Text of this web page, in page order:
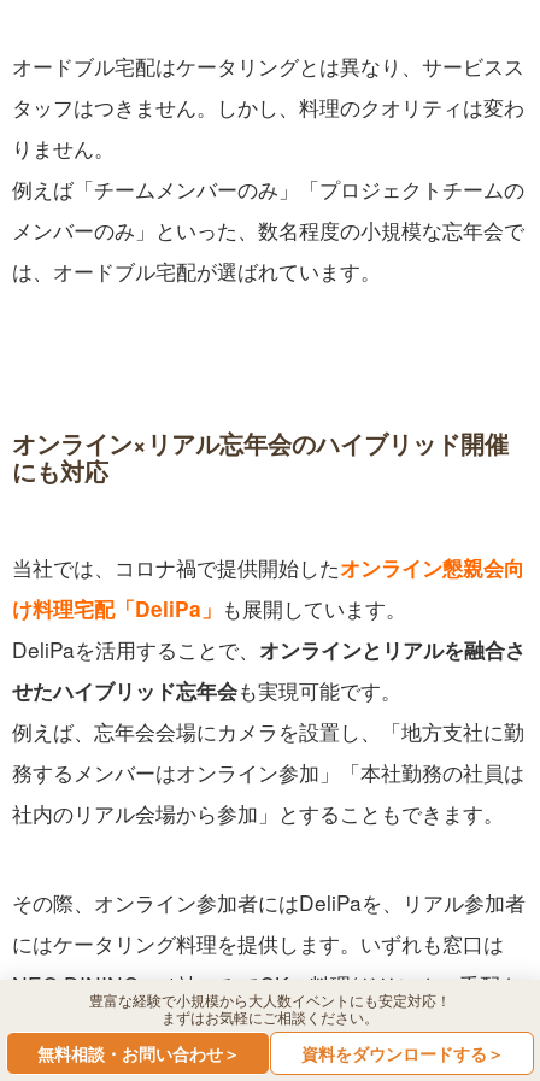
オードブル宅配はケータリングとは異なり、サービスス
タッフはつきません。しかし、料理のクオリティは変わ
りません。
例えば「チームメンバーのみ」「プロジェクトチームの
メンバーのみ」といった、数名程度の小規模な忘年会で
は、オードブル宅配が選ばれています。
オンライン×リアル忘年会のハイブリッド開催
にも対応
当社では、コロナ禍で提供開始したオンライン懇親会向
け料理宅配「DeliPa」 も展開しています。
DeliPaを活用することで、 オンラインとリアルを融合さ
せたハイブリッド忘年会も実現可能です。
例えば、忘年会会場にカメラを設置し、「地方支社に勤
務するメンバーはオンライン参加」「本社勤務の社員は
社内のリアル会場から参加」とすることもできます。
その際、オンライン参加者にはDeliPaを、リアル参加者
にはケータリング料理を提供します。いずれも窓口は
NEO DINING.の1社のみでOK。料理/ドリンクの手配を
一本化できるので、あちこちに見積もり依頼や段取りの
連絡をする必要もありません。
豊富な経験で小規模から大人数イベントにも安定対応！
まずはお気軽にご相談ください。
無料相談・お問い合わせ＞ 資料をダウンロードする＞